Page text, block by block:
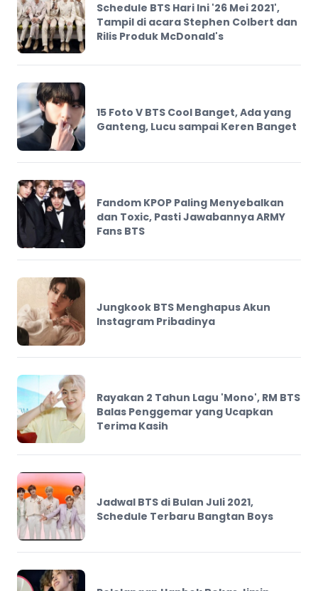
Schedule BTS Hari Ini '26 Mei 2021',
Tampil di acara Stephen Colbert dan
Rilis Produk McDonald's
15 Foto V BTS Cool Banget, Ada yang
Ganteng, Lucu sampai Keren Banget
Fandom KPOP Paling Menyebalkan
dan Toxic, Pasti Jawabannya ARMY
Fans BTS
Jungkook BTS Menghapus Akun
Instagram Pribadinya
Rayakan 2 Tahun Lagu 'Mono', RM BTS
Balas Penggemar yang Ucapkan
Terima Kasih
Jadwal BTS di Bulan Juli 2021,
Schedule Terbaru Bangtan Boys